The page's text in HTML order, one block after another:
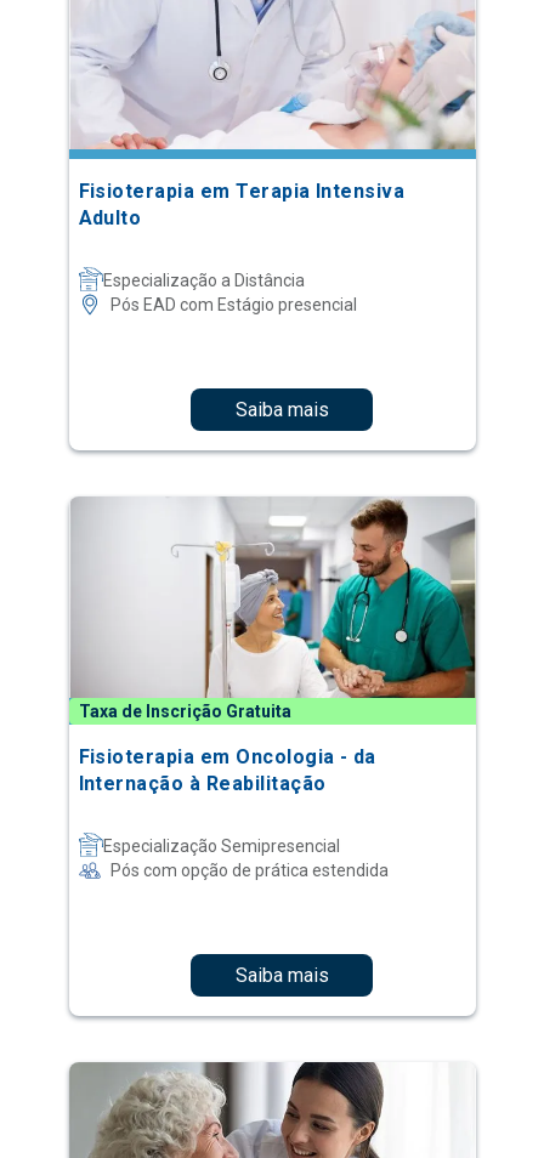
Fisioterapia em Terapia Intensiva
Adulto
Especialização a Distância
Pós EAD com Estágio presencial
Saiba mais
Taxa de Inscrição Gratuita
Fisioterapia em Oncologia - da
Internação à Reabilitação
Especialização Semipresencial
Pós com opção de prática estendida
Saiba mais